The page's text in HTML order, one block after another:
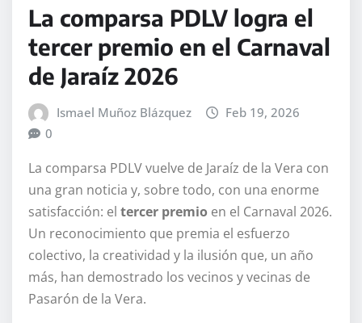
La comparsa PDLV logra el
tercer premio en el Carnaval
de Jaraíz 2026
Ismael Muñoz Blázquez
Feb 19, 2026
0
La comparsa PDLV vuelve de Jaraíz de la Vera con
una gran noticia y, sobre todo, con una enorme
satisfacción: el tercer premio en el Carnaval 2026.
Un reconocimiento que premia el esfuerzo
colectivo, la creatividad y la ilusión que, un año
más, han demostrado los vecinos y vecinas de
Pasarón de la Vera.